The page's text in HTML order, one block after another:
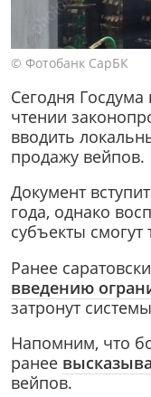
© Фотобанк СарБК
Сегодня
чтении
вводить
продажу вейпов.
Документ
года, однако
субъекты смогут
Ранее
введению
затронут
Напомним, что
ранее
вейпов.